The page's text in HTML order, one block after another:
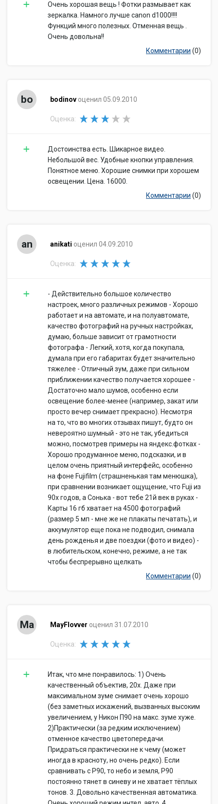
Очень хорошая вещь ! Фотки размывает как
зеркалка. Намного лучше canon d1000!!!!
Функций много полезных. Отменная вещь .
Очень довольна!!
Комментарии (0)
bo bodinov оценил 05.09.2010
Оценка:
Достоинства есть. Шикарное видео.
Небольшой вес. Удобные кнопки управления.
Понятное меню. Хорошие снимки при хорошем
освещении. Цена. 16000.
Комментарии (0)
an anikati оценил 04.09.2010
Оценка:
- Действительно большое количество
настроек, много различных режимов - Хорошо
работает и на автомате, и на полуавтомате,
качество фотографий на ручных настройках,
думаю, больше зависит от грамотности
фотографа - Легкий, хотя, когда покупала,
думала при его габаритах будет значительно
тяжелее - Отличный зум, даже при сильном
приближении качество получается хорошее -
Достаточно мало шумов, особенно если
освещение более-менее (например, закат или
просто вечер снимает прекрасно). Несмотря
на то, что во многих отзывах пишут, будто он
невероятно шумный - это не так, убедиться
можно, посмотрев примеры на яндекс.фотках -
Хорошо продуманное меню, подсказки, и в
целом очень приятный интерфейс, особенно
на фоне Fujifilm (страшненькая там менюшка),
при сравнении возникает ощущение, что Fuji из
90х годов, а Сонька - вот тебе 21й век в руках -
Карты 16 гб хватает на 4500 фотографий
(размер 5 мп - мне же не плакаты печатать), и
аккумулятор еще пока не подводил, снимала
день рожденья и две поездки (фото и видео) -
в любительском, конечно, режиме, а не так
чтобы беспрерывно щелкать
Комментарии (0)
Ma MayFlovver оценил 31.07.2010
Оценка:
Итак, что мне понравилось: 1) Очень
качественный объектив, 20х. Даже при
максимальном зуме снимает очень хорошо
(без заметных искажений, вызванных высоким
увеличением, у Никон П90 на макс. зуме хуже.
2)Практически (за редким исключением)
отменное качество цветопередачи.
Придраться практически не к чему (может
иногда в красноту, но очень редко). Если
сравнивать с P90, то небо и земля, P90
постоянно тянет в синеву и не хватает тёплых
тонов. 3. Довольно качественная автоматика.